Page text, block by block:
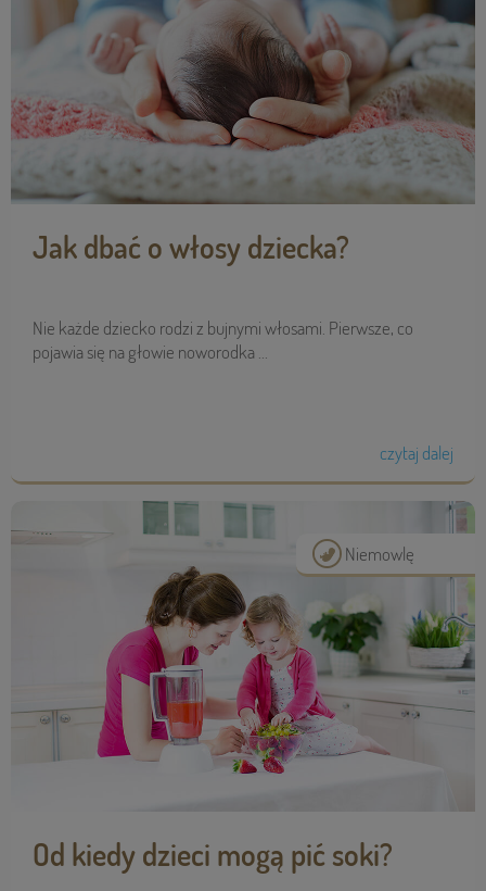
Jak dbać o włosy dziecka?
Nie każde dziecko rodzi z bujnymi włosami. Pierwsze, co
pojawia się na głowie noworodka ...
czytaj dalej
Niemowlę
Od kiedy dzieci mogą pić soki?